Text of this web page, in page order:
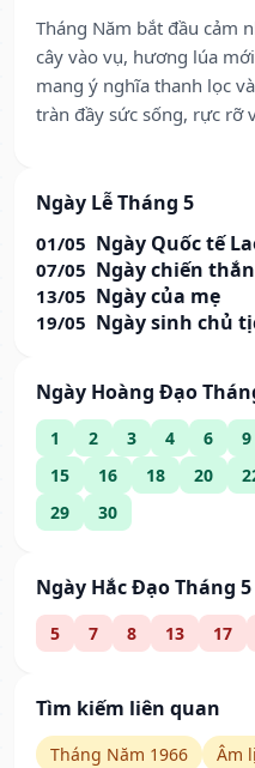
Tháng Năm bắt đầu cảm
cây vào vụ, hương lúa
mang ý nghĩa thanh lọc
tràn đầy sức sống, rực rỡ
Ngày Lễ Tháng 5
01/05 Ngày Quốc tế
07/05 Ngày chiến
13/05 Ngày của mẹ
19/05 Ngày sinh chủ
Ngày Hoàng Đạo
1 2 3 4 6 9
15
16 18 20
29
30
Ngày Hắc Đạo Tháng 5
5 7 8 13 17
Tìm kiếm liên quan
Tháng Năm 1966
Âm